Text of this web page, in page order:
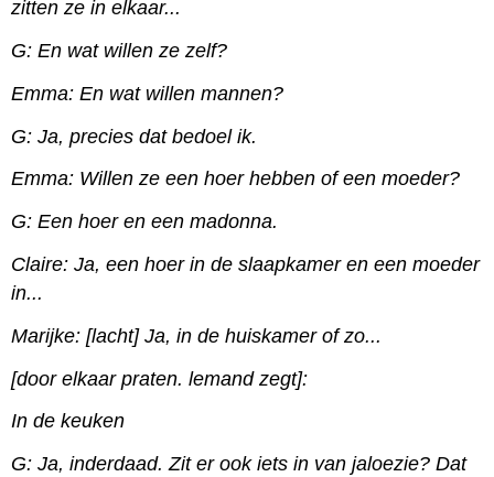
zitten ze in elkaar...
G: En wat willen ze zelf?
Emma: En wat willen mannen?
G: Ja, precies dat bedoel ik.
Emma: Willen ze een hoer hebben of een moeder?
G: Een hoer en een madonna.
Claire: Ja, een hoer in de slaapkamer en een moeder
in...
Marijke: [lacht] Ja, in de huiskamer of zo...
[door elkaar praten. lemand zegt]:
In de keuken
G: Ja, inderdaad. Zit er ook iets in van jaloezie? Dat